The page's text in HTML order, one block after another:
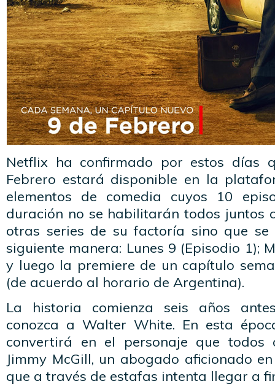
Netflix ha confirmado por estos días
Febrero estará disponible en la
elementos de comedia cuyos 10
duración no se habilitarán todos juntos
otras series de su factoría sino que
siguiente manera: Lunes 9 (Episodio 1);
y luego la premiere de un capítulo
(de acuerdo al horario de Argentina).
La historia comienza seis años
conozca a Walter White. En esta
convertirá en el personaje que todos
Jimmy McGill, un abogado aficionado
que a través de estafas intenta llegar a